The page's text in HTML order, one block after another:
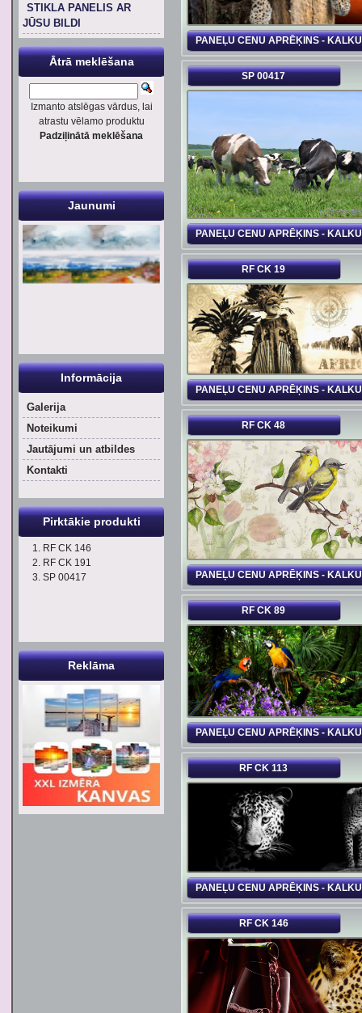
PANEĻU CENU APRĒĶINS -
SP 00417
PANEĻU CENU APRĒĶINS -
RF CK 19
PANEĻU CENU APRĒĶINS -
RF CK 48
PANEĻU CENU APRĒĶINS -
RF CK 89
PANEĻU CENU APRĒĶINS -
RF CK 113
PANEĻU CENU APRĒĶINS -
RF CK 146
STIKLA PANELIS AR
JŪSU BILDI
Ātrā meklēšana
Izmanto atslēgas vārdus, lai
atrastu vēlamo produktu
Padziļinātā meklēšana
Jaunumi
Informācija
Galerija
Noteikumi
Jautājumi un atbildes
Kontakti
Pirktākie produkti
RF CK 146
RF CK 191
SP 00417
Reklāma